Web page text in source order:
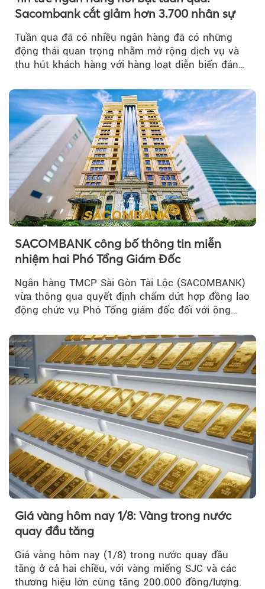
Sacombank cắt giảm hơn 3.700 nhân sự
Tuần qua đã có nhiều ngân hàng đã có những
động thái quan trọng nhằm mở rộng dịch vụ và
thu hút khách hàng với hàng loạt diễn biến đáng
SACOMBANK công bố thông tin miễn
nhiệm hai Phó Tổng Giám Đốc
Ngân hàng TMCP Sài Gòn Tài Lộc (SACOMBANK)
vừa thông qua quyết định chấm dứt hợp đồng lao
động chức vụ Phó Tổng giám đốc đối với ông
Giá vàng hôm nay 1/8: Vàng trong nước
quay đầu tăng
Giá vàng hôm nay (1/8) trong nước quay đầu
tăng ở cả hai chiều, với vàng miếng SJC và các
thương hiệu lớn cùng tăng 200.000 đồng/lượng.